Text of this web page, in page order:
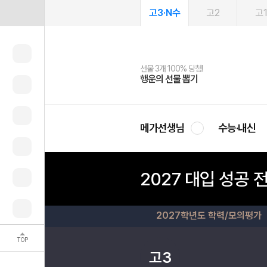
TOP
고3·N수 고2 고1
선물 3개 100% 당첨!
행운의 선물 뽑기
선물 100% 증정!
메가스터디 X 올리브
여름방학 스터디 캐시백
메가런 썸머스쿨
2027 러셀 단과
강사 공개선발
스마트러닝앱
설문 EVENT
메가패스
3일 무료 체험권
메가패스 수강생 무료혜택!
메가클럽 멤버십
사회공헌 캠페인
희망이룸 메가나눔
메가선생님 수능·내신
2027 대입 성공
2027학년도 학력/모의평가
고3